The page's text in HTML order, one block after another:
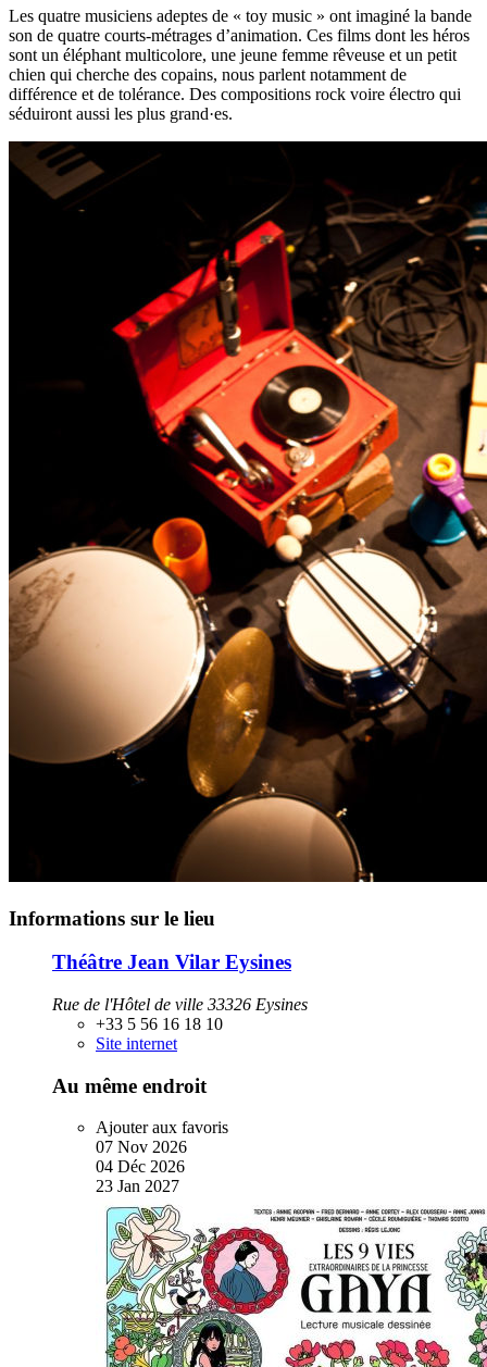
Les quatre musiciens adeptes de « toy music » ont imaginé la bande
son de quatre courts-métrages d’animation. Ces films dont les héros
sont un éléphant multicolore, une jeune femme rêveuse et un petit
chien qui cherche des copains, nous parlent notamment de
différence et de tolérance. Des compositions rock voire électro qui
séduiront aussi les plus grand·es.
Informations sur le lieu
Théâtre Jean Vilar Eysines
Rue de l'Hôtel de ville 33326 Eysines
+33 5 56 16 18 10
Site internet
Au même endroit
Ajouter aux favoris
07 Nov 2026
04 Déc 2026
23 Jan 2027